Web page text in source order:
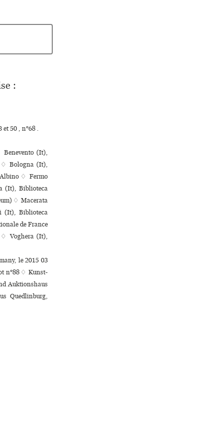
:
50 , n°68 .
Benevento (It),
♢ Bologna (It),
♢ Fermo
(It), Biblioteca
♢ Macerata
(It), Biblioteca
de France
♢ Voghera (It),
le 2015 03
n°88 ♢ Kunst-
Auktionshaus
Quedlinburg,